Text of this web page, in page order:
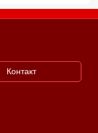
Контакт